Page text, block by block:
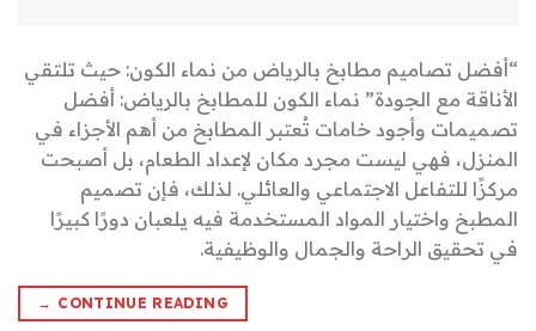
“أفضل تصاميم مطابخ بالرياض من نماء الكون: حيث تلتقي
الأناقة مع الجودة” نماء الكون للمطابخ بالرياض: أفضل
تصميمات وأجود خامات تُعتبر المطابخ من أهم الأجزاء في
المنزل، فهي ليست مجرد مكان لإعداد الطعام، بل أصبحت
مركزًا للتفاعل الاجتماعي والعائلي. لذلك، فإن تصميم
المطبخ واختيار المواد المستخدمة فيه يلعبان دورًا كبيرًا
في تحقيق الراحة والجمال والوظيفية.
CONTINUE READING
→